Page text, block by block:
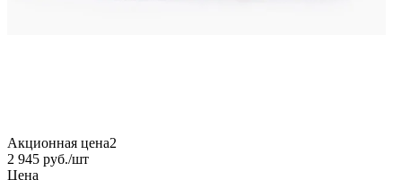
Акционная цена2
2 945 руб./шт
Цена